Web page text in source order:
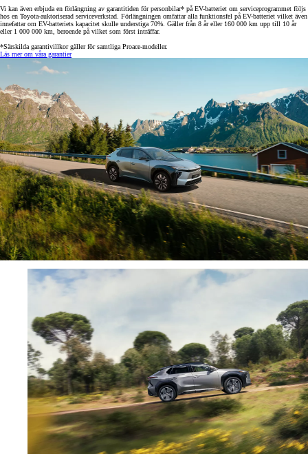
Vi kan även erbjuda en förlängning av garantitiden för personbilar* på EV-batteriet om serviceprogrammet följs
hos en Toyota-auktoriserad serviceverkstad. Förlängningen omfattar alla funktionsfel på EV-batteriet vilket även
innefattar om EV-batteriets kapacitet skulle understiga 70%. Gäller från 8 år eller 160 000 km upp till 10 år
eller 1 000 000 km, beroende på vilket som först inträffar.
*Särskilda garantivillkor gäller för samtliga Proace-modeller.
Läs mer om våra garantier